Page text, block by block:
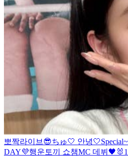
뽀짝라이브😎ちゅ🤍 안녕🤍
DAY💜행운토끼 쇼챔MC 데뷔🖤🐰